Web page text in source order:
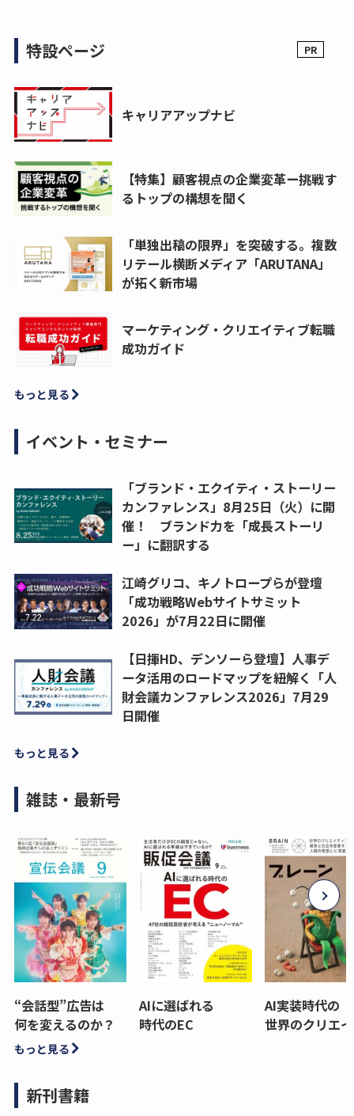
特設ページ
キャリアアップナビ
【特集】顧客視点の企業変革ー挑戦す
るトップの構想を聞く
「単独出稿の限界」を突破する。複数
リテール横断メディア「ARUTANA」
が拓く新市場
マーケティング・クリエイティブ転職
成功ガイド
もっと見る
イベント・セミナー
「ブランド・エクイティ・ストーリー
カンファレンス」8月25日（火）に開
催！ ブランド力を「成長ストーリ
ー」に翻訳する
江崎グリコ、キノトロープらが登壇
「成功戦略Webサイトサミット
2026」が7月22日に開催
【日揮HD、デンソーら登壇】人事デ
ータ活用のロードマップを紐解く「人
財会議カンファレンス2026」7月29
日開催
もっと見る
雑誌・最新号
“会話型”広告は
何を変えるのか？
AIに選ばれる
時代のEC
AI実装時代の
世界のクリエ
もっと見る
新刊書籍